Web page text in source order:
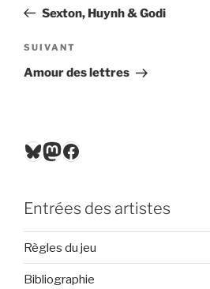
l’article
précédent
Sexton, Huynh & Godi
Article
suivant
SUIVANT
Amour des lettres
Bluesky
Mastodon
Facebook
Entrées des artistes
Règles du jeu
Bibliographie